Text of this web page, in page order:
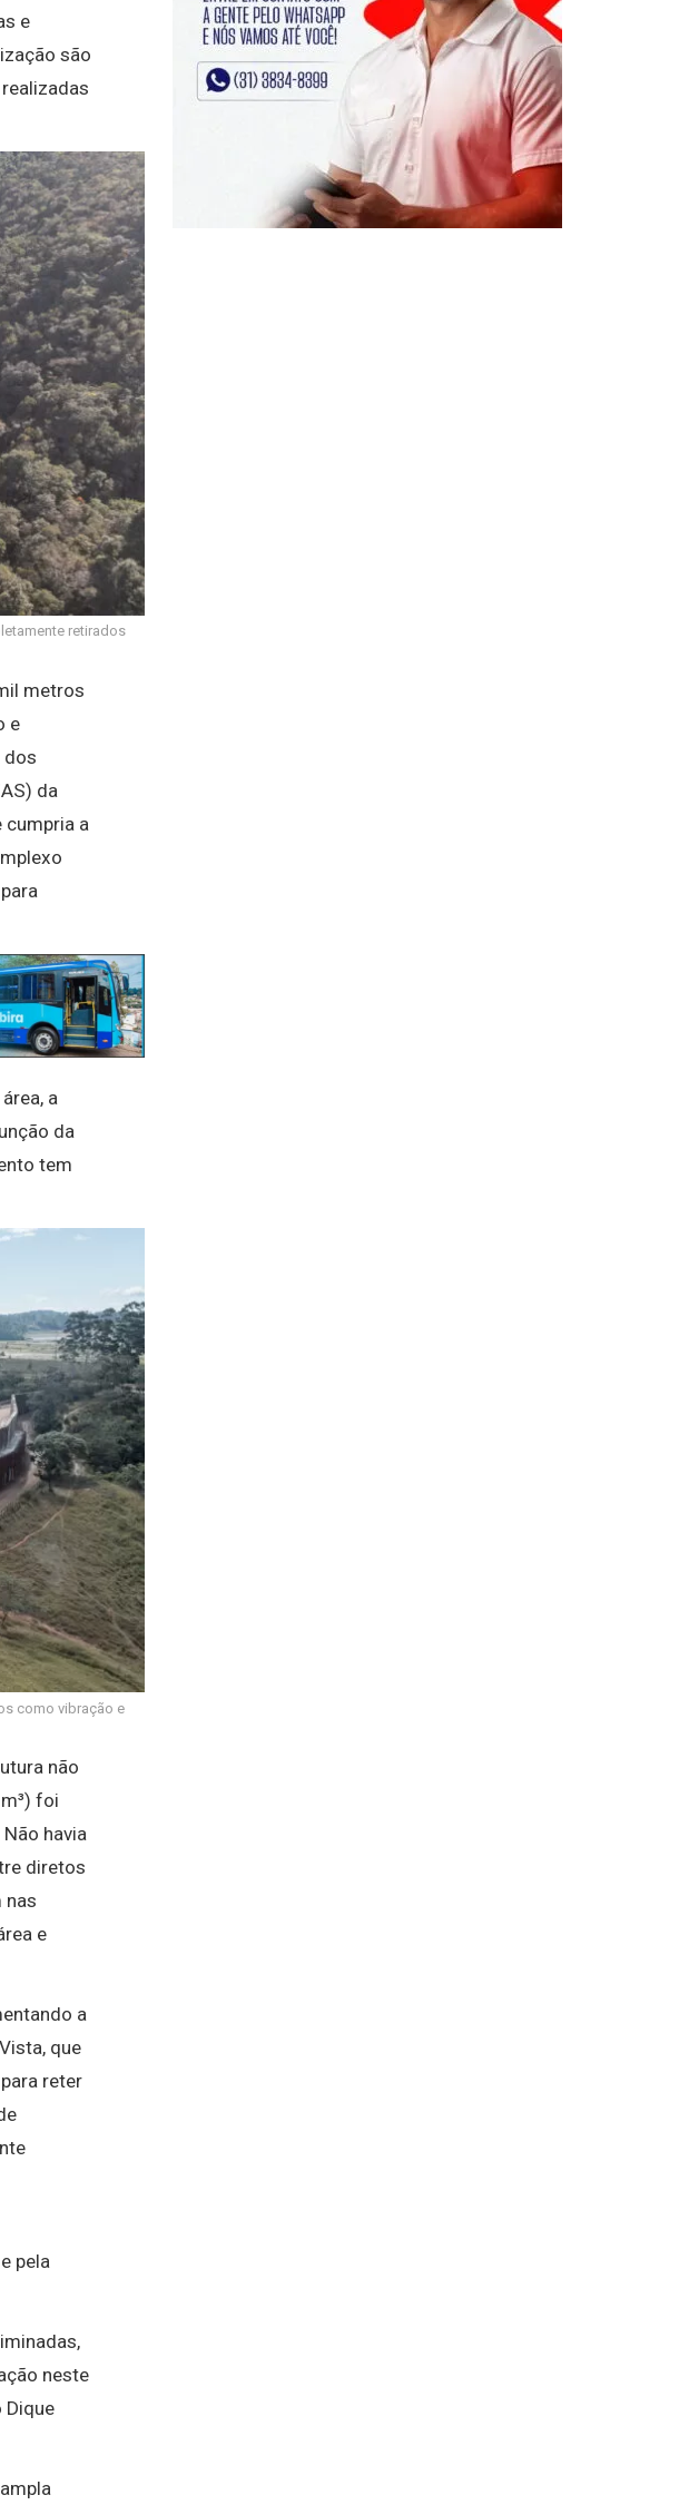
e
são
retirados
metros
e
dos
da
cumpria a
a
da
tem
como vibração e
não
foi
havia
diretos
nas
e
a
que
reter
pela
neste
Dique